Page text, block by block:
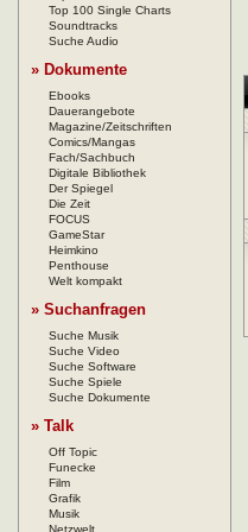
Top 100 Single Charts
Soundtracks
Suche Audio
» Dokumente
Ebooks
Dauerangebote
Magazine/Zeitschriften
Comics/Mangas
Fach/Sachbuch
Digitale Bibliothek
Der Spiegel
Die Zeit
FOCUS
GameStar
Heimkino
Penthouse
Welt kompakt
» Suchanfragen
Suche Musik
Suche Video
Suche Software
Suche Spiele
Suche Dokumente
» Talk
Off Topic
Funecke
Film
Grafik
Musik